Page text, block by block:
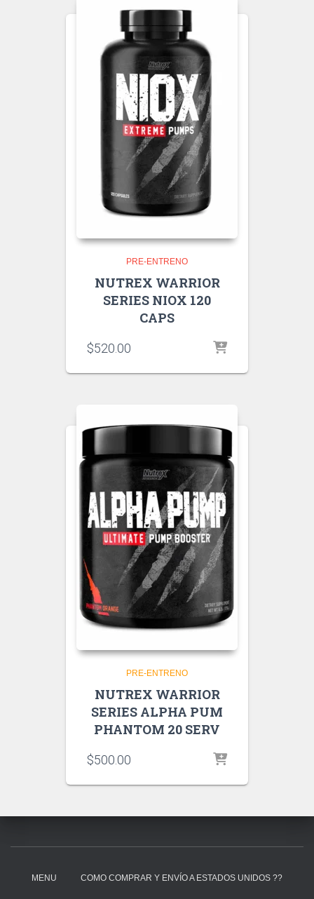
PRE-ENTRENO
NUTREX WARRIOR
SERIES NIOX 120
CAPS
$520.00
PRE-ENTRENO
NUTREX WARRIOR
SERIES ALPHA PUM
PHANTOM 20 SERV
$500.00
MENU COMO COMPRAR Y ENVÍO A ESTADOS UNIDOS ??